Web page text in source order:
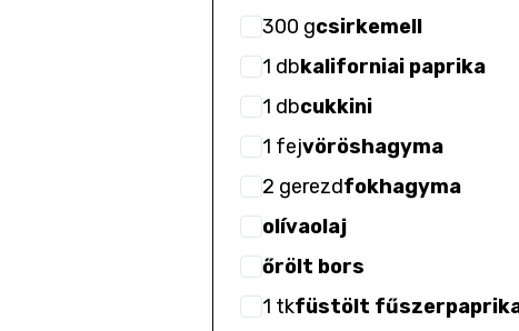
300 gcsirkemell
1 dbkaliforniai paprika
1 dbcukkini
1 fejvöröshagyma
2 gerezdfokhagyma
olívaolaj
őrölt bors
1 tkfüstölt